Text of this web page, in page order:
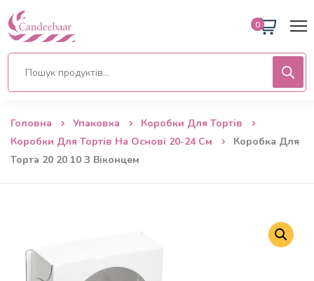
0
Головна Упаковка
Коробки Для Тортів
Коробки Для Тортів На Основі 20-24 См
Коробка Для
Торта 20 20 10 З Віконцем